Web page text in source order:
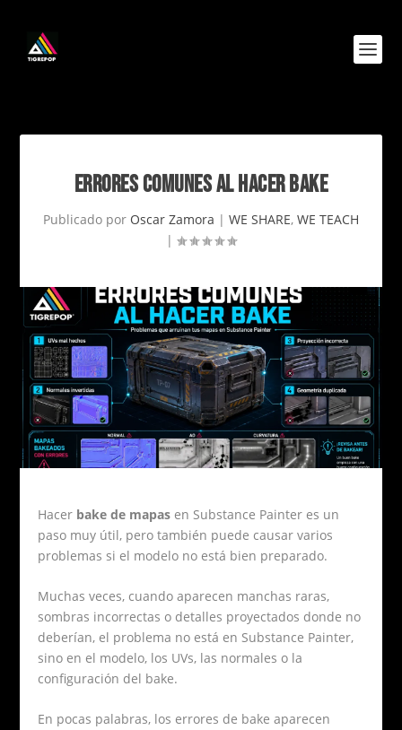
ERRORES COMUNES AL HACER BAKE
Publicado por Oscar Zamora | WE SHARE, WE TEACH
|
Hacer bake de mapas en Substance Painter es un
paso muy útil, pero también puede causar varios
problemas si el modelo no está bien preparado.
Muchas veces, cuando aparecen manchas raras,
sombras incorrectas o detalles proyectados donde no
deberían, el problema no está en Substance Painter,
sino en el modelo, los UVs, las normales o la
configuración del bake.
En pocas palabras, los errores de bake aparecen